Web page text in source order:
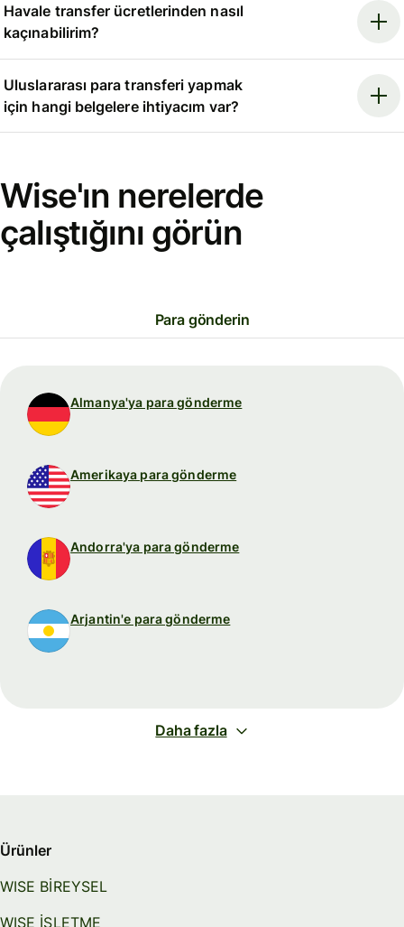
Havale transfer ücretlerinden nasıl
kaçınabilirim?
Uluslararası para transferi yapmak
için hangi belgelere ihtiyacım var?
Wise'ın nerelerde
çalıştığını görün
Para gönderin
Almanya'ya para gönderme
Amerikaya para gönderme
Andorra'ya para gönderme
Arjantin'e para gönderme
Daha fazla
Ürünler
WISE BİREYSEL
WISE İŞLETME